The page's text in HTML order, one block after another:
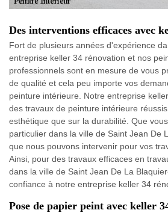
Des interventions efficaces avec
Fort de plusieurs années d'expérience
entreprise keller 34 rénovation et nos
professionnels sont en mesure de vous
de qualité et cela peu importe vos
peinture intérieure. Notre entreprise
des travaux de peinture intérieure
esthétique que sur la durabilité. Que
particulier dans la ville de Saint Jean De
que nous pouvons intervenir pour vos
Ainsi, pour des travaux efficaces en
dans la ville de Saint Jean De La
confiance à notre entreprise keller 34
Pose de papier peint avec keller